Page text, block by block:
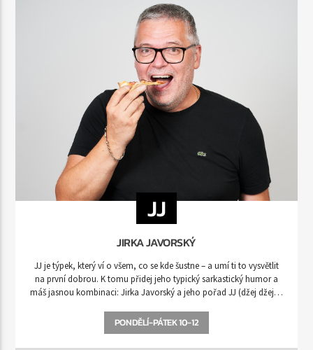
JJ
JIRKA JAVORSKÝ
JJ je týpek, který ví o všem, co se kde šustne – a umí ti to vysvětlit
na první dobrou. K tomu přidej jeho typický sarkastický humor a
máš jasnou kombinaci: Jirka Javorský a jeho pořad JJ (džej džej) –
PONDĚLÍ-PÁTEK 10-12